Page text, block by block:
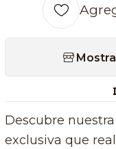
Descubre nuestra
exclusiva que